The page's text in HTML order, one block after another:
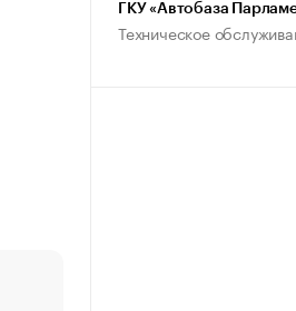
ГКУ «Автобаза
Техническое